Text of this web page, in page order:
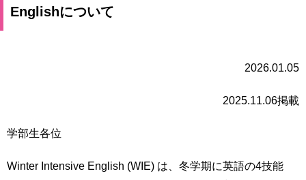
大
学
院
教
生
護
Englishについて
2026.01.05
2025.11.06掲載
学部生各位
Winter Intensive English (WIE) は、冬学期に英語の4技能